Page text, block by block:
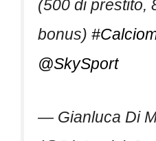
(500 di prestito,
bonus)
@SkySport
— Gianluca Di